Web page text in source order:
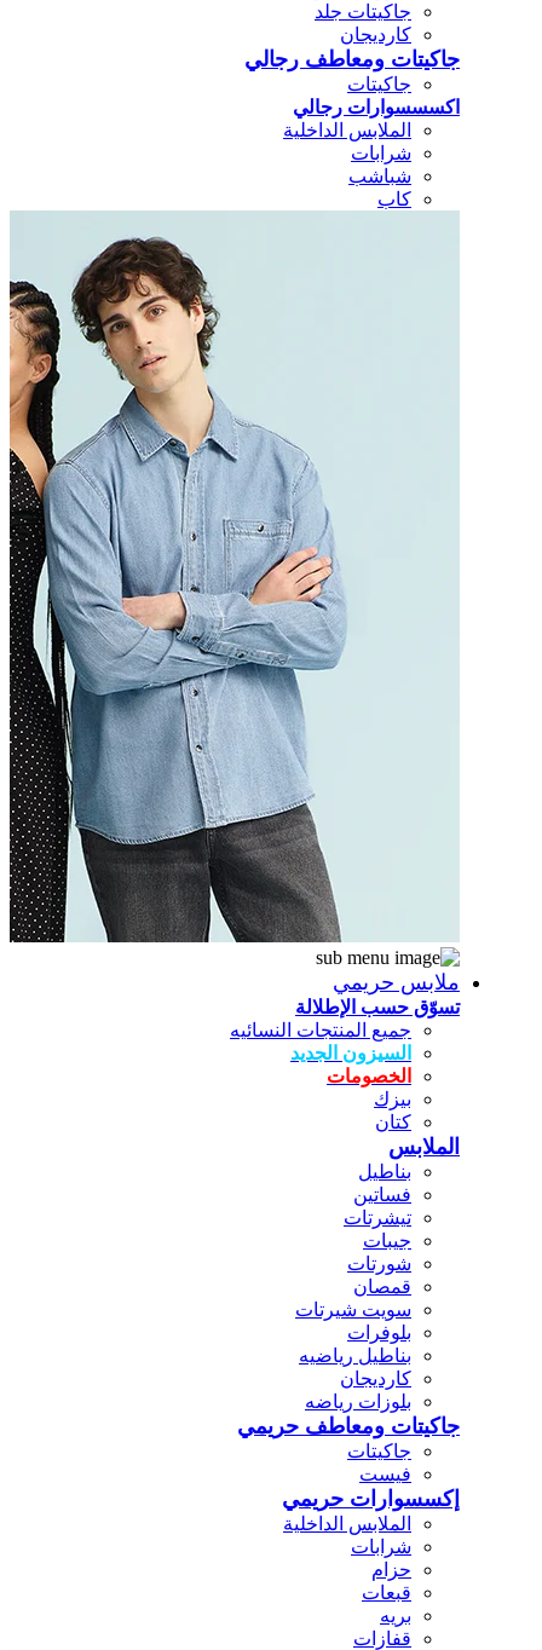
جاكيتات جلد
كارديجان
جاكيتات ومعاطف رجالي
جاكيتات
اكسسسوارات رجالي
الملابس الداخلية
شرابات
شباشب
كاب
ملابس حريمي
تسوّق حسب الإطلالة
جميع المنتجات النسائيه
السيزون الجديد
الخصومات
بيزك
كتان
الملابس
بناطيل
فساتين
تيشرتات
جيبات
شورتات
قمصان
سويت شيرتات
بلوفرات
بناطيل رياضيه
كارديجان
بلوزات رياضه
جاكيتات ومعاطف حريمي
جاكيتات
فيست
إكسسوارات حريمي
الملابس الداخلية
شرابات
حزام
قبعات
بريه
قفازات